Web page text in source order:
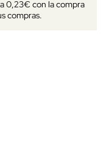
0,23€ con la compra
compras.